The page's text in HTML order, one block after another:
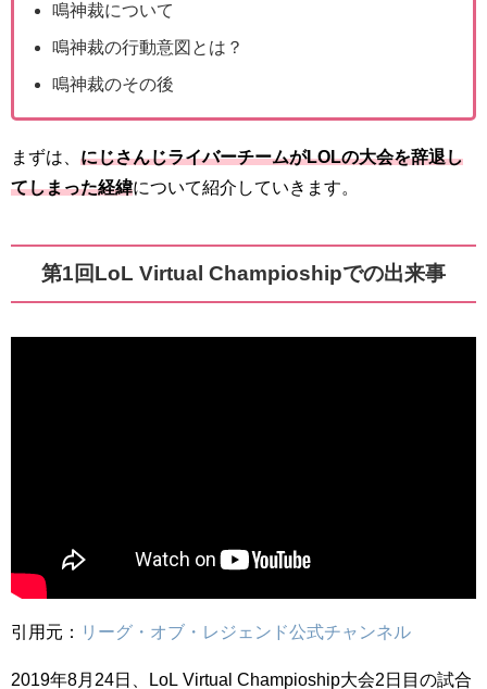
鳴神裁について
鳴神裁の行動意図とは？
鳴神裁のその後
まずは、 にじさんじライバーチームがLOLの大会を辞退し
てしまった経緯について紹介していきます。
第1回LoL Virtual Champioshipでの出来事
引用元： リーグ・オブ・レジェンド公式チャンネル
2019年8月24日、LoL Virtual Champioship大会2日目の試合